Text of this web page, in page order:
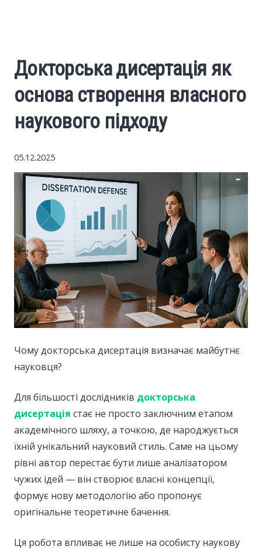
Construction
Society
Style
Tourism
Докторська дисертація як
основа створення власного
наукового підходу
05.12.2025
Чому докторська дисертація визначає майбутнє
науковця?
Для більшості дослідників докторська
дисертація стає не просто заключним етапом
академічного шляху, а точкою, де народжується
їхній унікальний науковий стиль. Саме на цьому
рівні автор перестає бути лише аналізатором
чужих ідей — він створює власні концепції,
формує нову методологію або пропонує
оригінальне теоретичне бачення.
Ця робота впливає не лише на особисту наукову